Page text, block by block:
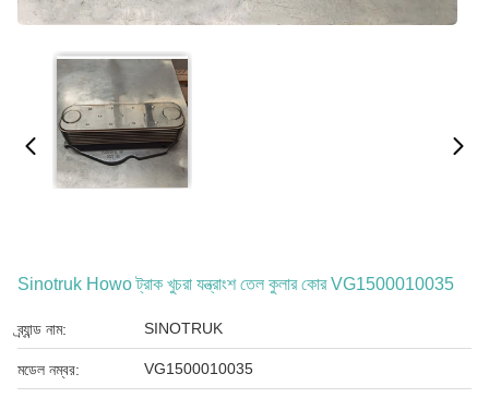
Sinotruk Howo ট্রাক খুচরা যন্ত্রাংশ তেল কুলার কোর VG1500010035
ব্র্যান্ড নাম: SINOTRUK
মডেল নম্বর: VG1500010035